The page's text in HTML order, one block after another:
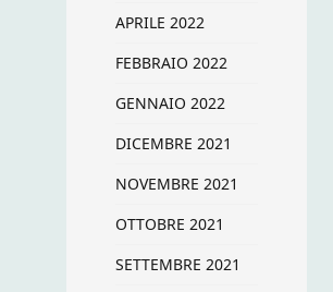
APRILE 2022
FEBBRAIO 2022
GENNAIO 2022
DICEMBRE 2021
NOVEMBRE 2021
OTTOBRE 2021
SETTEMBRE 2021